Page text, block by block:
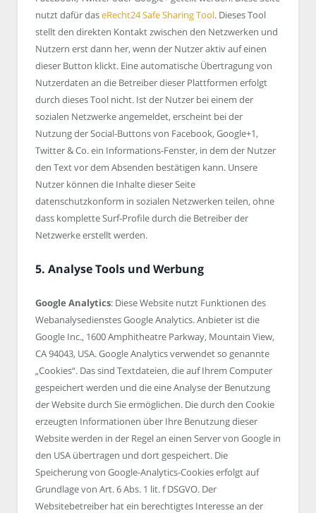
nutzt dafür daseRecht24 Safe Sharing Tool. Dieses Tool
stellt den direkten Kontakt zwischen den Netzwerken und
Nutzern erst dann her, wenn der Nutzer aktiv auf einen
dieser Button klickt. Eine automatische Übertragung von
Nutzerdaten an die Betreiber dieser Plattformen erfolgt
durch dieses Tool nicht. Ist der Nutzer bei einem der
sozialen Netzwerke angemeldet, erscheint bei der
Nutzung der Social-Buttons von Facebook, Google+1,
Twitter & Co. ein Informations-Fenster, in dem der Nutzer
den Text vor dem Absenden bestätigen kann. Unsere
Nutzer können die Inhalte dieser Seite
datenschutzkonform in sozialen Netzwerken teilen, ohne
dass komplette Surf-Profile durch die Betreiber der
Netzwerke erstellt werden.
5. Analyse Tools und Werbung
Google Analytics: Diese Website nutzt Funktionen des
Webanalysedienstes Google Analytics. Anbieter ist die
Google Inc., 1600 Amphitheatre Parkway, Mountain View,
CA 94043, USA. Google Analytics verwendet so genannte
„Cookies“. Das sind Textdateien, die auf Ihrem Computer
gespeichert werden und die eine Analyse der Benutzung
der Website durch Sie ermöglichen. Die durch den Cookie
erzeugten Informationen über Ihre Benutzung dieser
Website werden in der Regel an einen Server von Google in
den USA übertragen und dort gespeichert. Die
Speicherung von Google-Analytics-Cookies erfolgt auf
Grundlage von Art. 6 Abs. 1 lit. f DSGVO. Der
Websitebetreiber hat ein berechtigtes Interesse an der